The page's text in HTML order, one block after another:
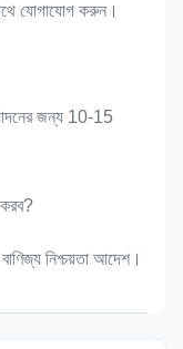
যোগাযোগ করুন।
জন্য 10-15
নিশ্চয়তা আদেশ।